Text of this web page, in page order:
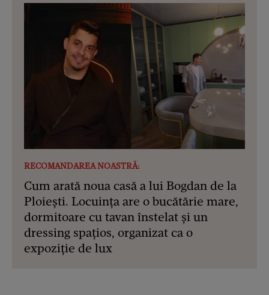
RECOMANDAREA NOASTRĂ:
Cum arată noua casă a lui Bogdan de la
Ploiești. Locuința are o bucătărie mare,
dormitoare cu tavan înstelat și un
dressing spațios, organizat ca o
expoziție de lux